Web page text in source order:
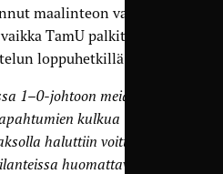
maalinteon vaikeus
TamU palkittiin
loppuhetkillä.
1–0-johtoon meidän
kulkua
haluttiin voittaa
huomattavasti